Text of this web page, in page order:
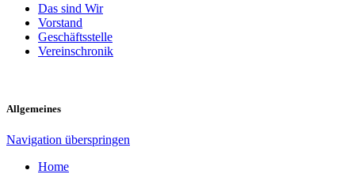
Das sind Wir
Vorstand
Geschäftsstelle
Vereinschronik
Allgemeines
Navigation überspringen
Home